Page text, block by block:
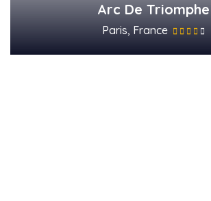
Arc De Triomphe
Paris, France